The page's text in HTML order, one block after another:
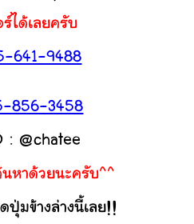
ได้เลยครับ
641-9488
856-3458
: @chatee
หาด้วยนะครับ^^
มข้างล่างนี้เลย!!